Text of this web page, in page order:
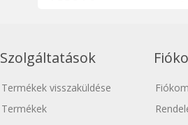
Szolgáltatások
Termékek visszaküldése
Termékek
Fiókom